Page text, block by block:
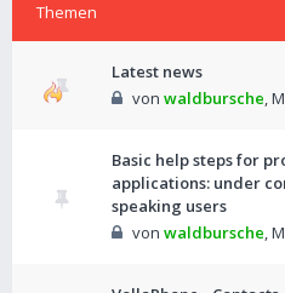
Themen
Latest news
von waldbursche,
Basic help steps for
applications: under
speaking users
von waldbursche,